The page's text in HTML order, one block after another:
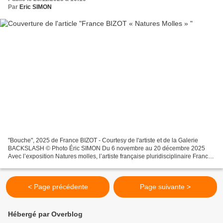
Par Eric SIMON
"Bouche", 2025 de France BIZOT - Courtesy de l'artiste et de la Galerie
BACKSLASH © Photo Éric SIMON Du 6 novembre au 20 décembre 2025
Avec l’exposition Natures molles, l’artiste française pluridisciplinaire France
< Page précédente Page suivante >
Hébergé par Overblog